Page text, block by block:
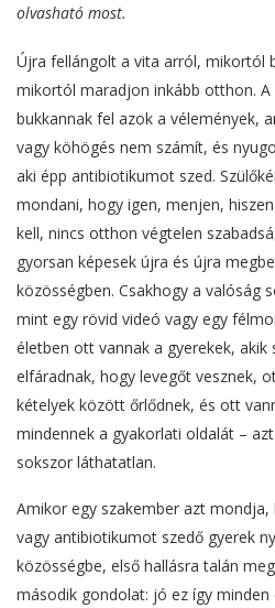
olvasható most.
Újra fellángolt a vita arról, mikortól
mikortól maradjon inkább otthon.
bukkannak fel azok a vélemények,
vagy köhögés nem számít, és
aki épp antibiotikumot szed.
mondani, hogy igen, menjen,
kell, nincs otthon végtelen
gyorsan képesek újra és újra
közösségben. Csakhogy a valóság
mint egy rövid videó vagy egy
életben ott vannak a gyerekek,
elfáradnak, hogy levegőt vesznek,
kételyek között őrlődnek, és ott
mindennek a gyakorlati oldalát –
sokszor láthatatlan.
Amikor egy szakember azt
vagy antibiotikumot szedő gyerek
közösségbe, első hallásra talán
második gondolat: jó ez így